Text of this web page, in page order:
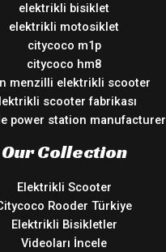
elektrikli bisiklet
elektrikli motosiklet
citycoco m1p
citycoco hm8
menzilli elektrikli scooter
scooter fabrikası
power station manufacturer
Our Collection
Elektrikli Scooter
Rooder Türkiye
Elektrikli Bisikletler
Videoları İncele